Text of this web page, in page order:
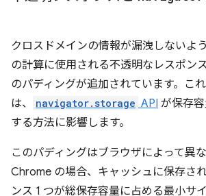
クロスドメインの情報が漏洩しないよ
の計算に使用される不透明なレスポン
のパディングが追加されています。これ
は、
navigator.storage API が保存
する方法に影響します。
このパディングはブラウザによって異な
Chrome の場合、キャッシュに保存さ
ンス 1 つが総保存容量に占める最小サ